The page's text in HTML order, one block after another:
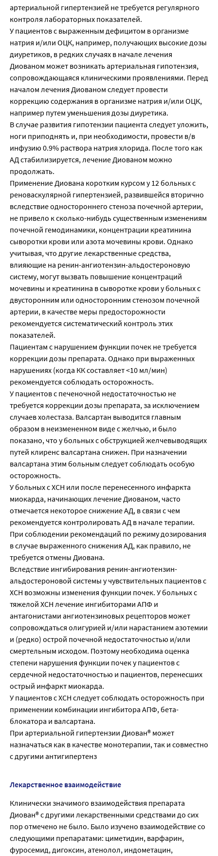
артериальной гипертензией не требуется регулярного
контроля лабораторных показателей.
У пациентов с выраженным дефицитом в организме
натрия и/или ОЦК, например, получающих высокие дозы
диуретиков, в редких случаях в начале лечения
Диованом может возникать артериальная гипотензия,
сопровождающаяся клиническими проявлениями. Перед
началом лечения Диованом следует провести
коррекцию содержания в организме натрия и/или ОЦК,
например путем уменьшения дозы диуретика.
В случае развития гипотензии пациента следует уложить,
ноги приподнять и, при необходимости, провести в/в
инфузию 0.9% раствора натрия хлорида. После того как
АД стабилизируется, лечение Диованом можно
продолжать.
Применение Диована коротким курсом у 12 больных с
реноваскулярной гипертензией, развившейся вторично
вследствие одностороннего стеноза почечной артерии,
не привело к сколько-нибудь существенным изменениям
почечной гемодинамики, концентрации креатинина
сыворотки крови или азота мочевины крови. Однако
учитывая, что другие лекарственные средства,
влияющие на ренин-ангиотензин-альдостероновую
систему, могут вызвать повышение концентраций
мочевины и креатинина в сыворотке крови у больных с
двусторонним или односторонним стенозом почечной
артерии, в качестве меры предосторожности
рекомендуется систематический контроль этих
показателей.
Пациентам с нарушением функции почек не требуется
коррекции дозы препарата. Однако при выраженных
нарушениях (когда КК составляет <10 мл/мин)
рекомендуется соблюдать осторожность.
У пациентов с печеночной недостаточностью не
требуется коррекции дозы препарата, за исключением
случаев холестаза. Валсартан выводится главным
образом в неизмененном виде с желчью, и было
показано, что у больных с обструкцией желчевыводящих
путей клиренс валсартана снижен. При назначении
валсартана этим больным следует соблюдать особую
осторожность.
У больных с ХСН или после перенесенного инфаркта
миокарда, начинающих лечение Диованом, часто
отмечается некоторое снижение АД, в связи с чем
рекомендуется контролировать АД в начале терапии.
При соблюдении рекомендаций по режиму дозирования
в случае выраженного снижения АД, как правило, не
требуется отмены Диована.
Вследствие ингибирования ренин-ангиотензин-
альдостероновой системы у чувствительных пациентов с
ХСН возможны изменения функции почек. У больных с
тяжелой ХСН лечение ингибиторами АПФ и
антагонистами ангиотензиновых рецепторов может
сопровождаться олигурией и/или нарастанием азотемии
и (редко) острой почечной недостаточностью и/или
смертельным исходом. Поэтому необходима оценка
степени нарушения функции почек у пациентов с
сердечной недостаточностью и пациентов, перенесших
острый инфаркт миокарда.
У пациентов с ХСН следует соблюдать осторожность при
применении комбинации ингибитора АПФ, бета-
блокатора и валсартана.
При артериальной гипертензии Диован® может
назначаться как в качестве монотерапии, так и совместно
с другими антигипертенз
Лекарственное взаимодействие
Клинически значимого взаимодействия препарата
Диован® с другими лекарственными средствами до сих
пор отмечено не было. Было изучено взаимодействие со
следующими препаратами: циметидин, варфарин,
фуросемид, дигоксин, атенолол, индометацин,